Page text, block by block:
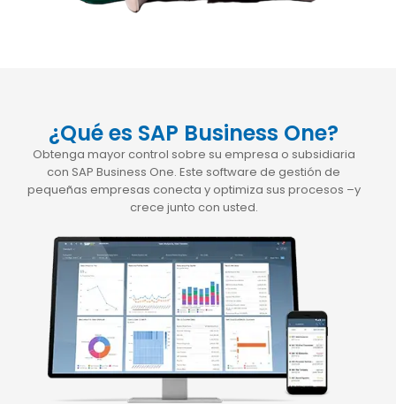
¿Qué es SAP Business One?
Obtenga mayor control sobre su empresa o subsidiaria
con SAP Business One. Este software de gestión de
pequeñas empresas conecta y optimiza sus procesos –y
crece junto con usted.